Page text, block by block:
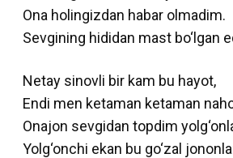
Ona holingizdan habar olmadim.
Sevgining hididan mast bo‘lgan
Netay sinovli bir kam bu hayot,
Endi men ketaman ketaman
Onajon sevgidan topdim
Yolg‘onchi ekan bu go‘zal